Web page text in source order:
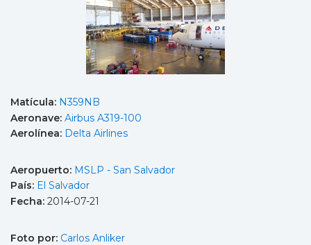
Matícula: N359NB
Aeronave: Airbus A319-100
Aerolínea: Delta Airlines
Aeropuerto: MSLP - San Salvador
País: El Salvador
Fecha: 2014-07-21
Foto por: Carlos Anliker